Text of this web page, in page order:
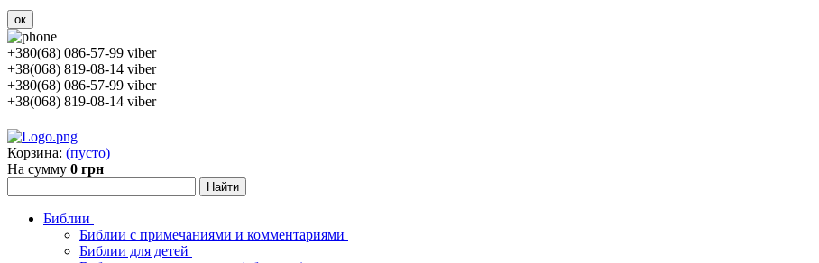
ок
+380(68) 086-57-99 viber
+38(068) 819-08-14 viber
+380(68) 086-57-99 viber
+38(068) 819-08-14 viber
Корзина: (пусто)
На сумму 0 грн
Библии
Библии с примечаниями и комментариями
Библии для детей